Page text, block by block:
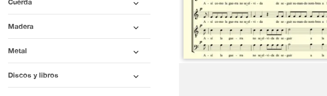
Cuerda
Madera
Metal
Discos y libros